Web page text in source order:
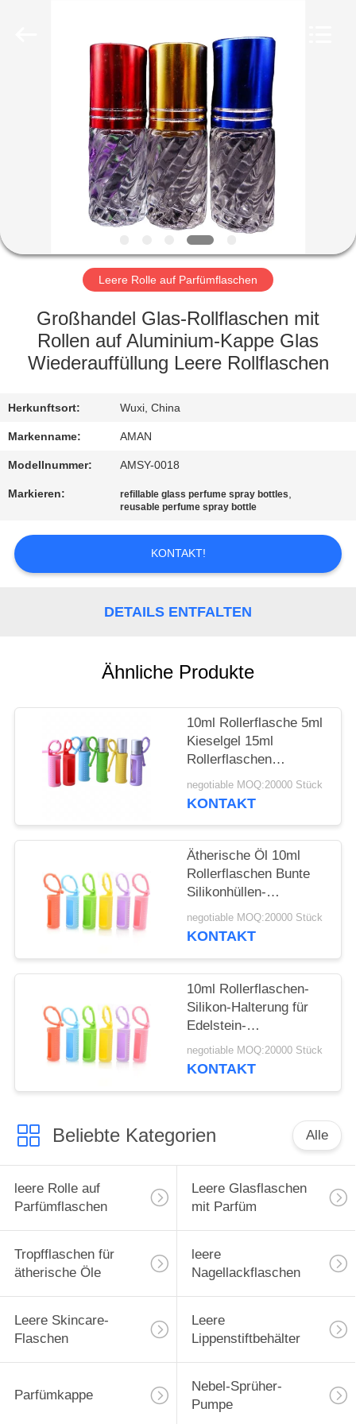
PRODUKTE
VR-
SHOW
ÜBER
UNS
QUALITÄTSKONTROLLE
KONTAKT
UNS
ANFORDERN
SITEMAP
POLICY
Leere Rolle auf Parfümflaschen
Großhandel Glas-Rollflaschen mit
Rollen auf Aluminium-Kappe Glas
Wiederauffüllung Leere Rollflaschen
Herkunftsort: Wuxi, China
Markenname: AMAN
Modellnummer: AMSY-0018
Markieren: refillable glass perfume spray bottles,
reusable perfume spray bottle
KONTAKT!
DETAILS ENTFALTEN
Ähnliche Produkte
10ml Rollerflasche 5ml
Kieselgel 15ml
Rollerflaschen
Tragbare, am Kabel
befestigte,
Schützende
Silikonhülle für Flasche
negotiable MOQ:20000 Stück
KONTAKT
Ätherische Öl 10ml
Rollerflaschen Bunte
Silikonhüllen-
Schutzhülle
Nachfüllbare
negotiable MOQ:20000 Stück
KONTAKT
10ml Rollerflaschen-
Silikon-Halterung für
Edelstein-
Rollerflaschen, 5ml
Roll-On-Flaschen,
negotiable MOQ:20000 Stück
KONTAKT
Beliebte Kategorien Alle
leere Rolle auf
Parfümflaschen
Leere Glasflaschen
mit Parfüm
Tropfflaschen für
ätherische Öle
leere
Nagellackflaschen
Leere Skincare-
Flaschen
Leere
Lippenstiftbehälter
Parfümkappe
Nebel-Sprüher-
Pumpe